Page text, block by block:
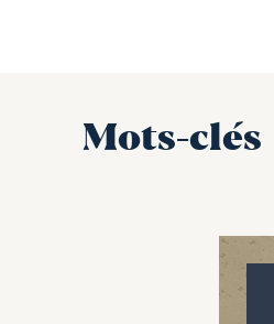
Mots-clés